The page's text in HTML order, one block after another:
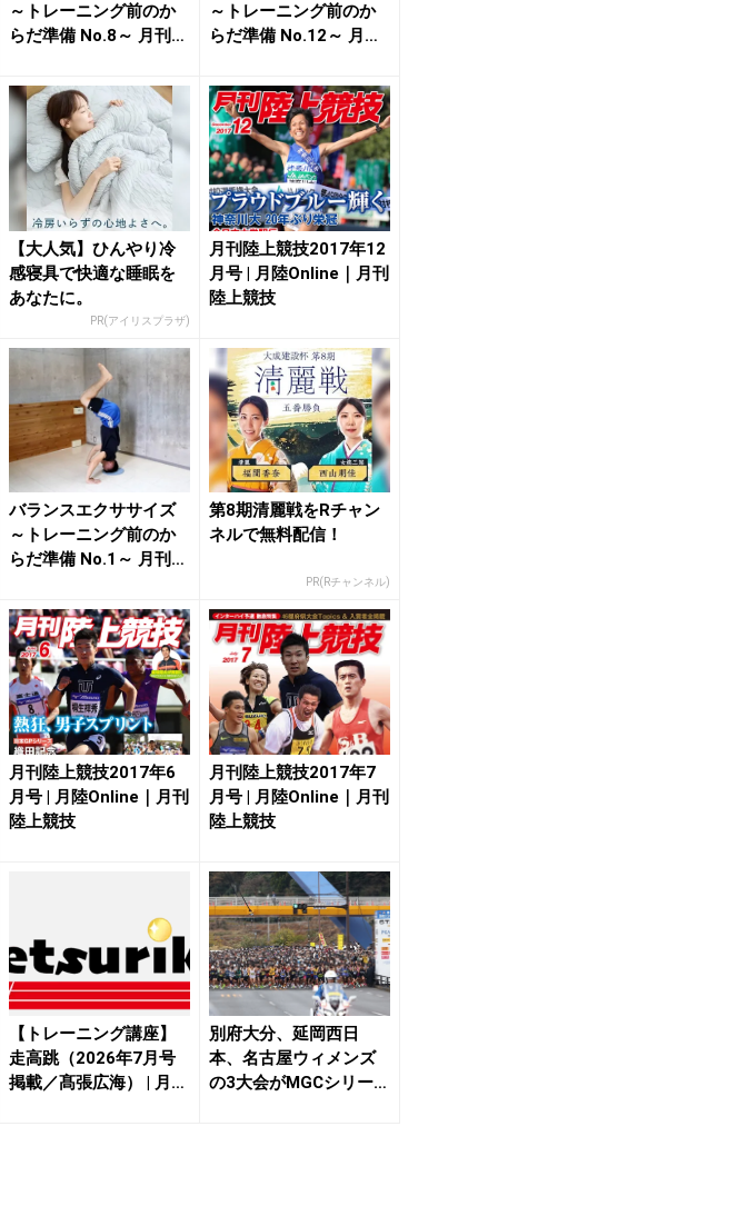
～トレーニング前のか
らだ準備 No.8～ 月刊陸
～トレーニング前のか
らだ準備 No.12～ 月刊
【大人気】ひんやり冷
感寝具で快適な睡眠を
あなたに。
PR(アイリスプラザ)
月刊陸上競技2017年12
月号 | 月陸Online｜月刊
陸上競技
バランスエクササイズ
～トレーニング前のか
らだ準備 No.1～ 月刊陸
第8期清麗戦をRチャン
ネルで無料配信！
PR(Rチャンネル)
月刊陸上競技2017年6
月号 | 月陸Online｜月刊
陸上競技
月刊陸上競技2017年7
月号 | 月陸Online｜月刊
陸上競技
【トレーニング講座】
走高跳（2026年7月号
掲載／髙張広海） | 月陸
別府大分、延岡西日
本、名古屋ウィメンズ
の3大会がMGCシリーズ